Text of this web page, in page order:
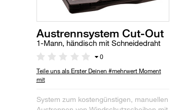
Austrennsystem Cut-Out
1-Mann, händisch mit Schneidedraht
0
Teile uns als Erster Deinen #mehrwert Moment
mit
System zum kostengünstigen, manuellen